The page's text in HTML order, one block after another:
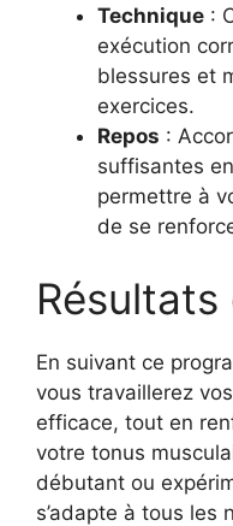
Technique :
exécution
blessures et
exercices.
Repos :
suffisantes
permettre à
de se
En suivant ce
vous travaillerez
efficace, tout en
votre tonus
débutant ou
s’adapte à tous les